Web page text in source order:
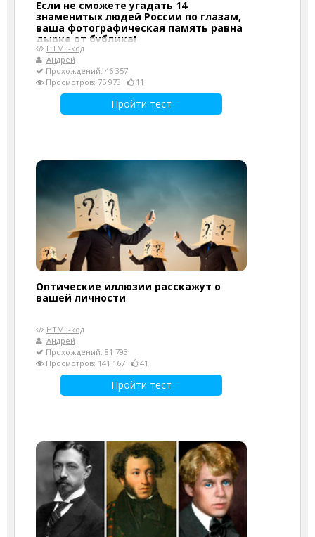
Если не сможете угадать 14
знаменитых людей России по глазам,
ваша фотографическая память равна
дырке от бублика!
HTML-код
Андрей
Прохождений: 46 357
Просмотров: 75 973
11
Пройти тест
Оптические иллюзии расскажут о
вашей личности
HTML-код
Андрей
Прохождений: 81 793
Просмотров: 141 167
41
Пройти тест